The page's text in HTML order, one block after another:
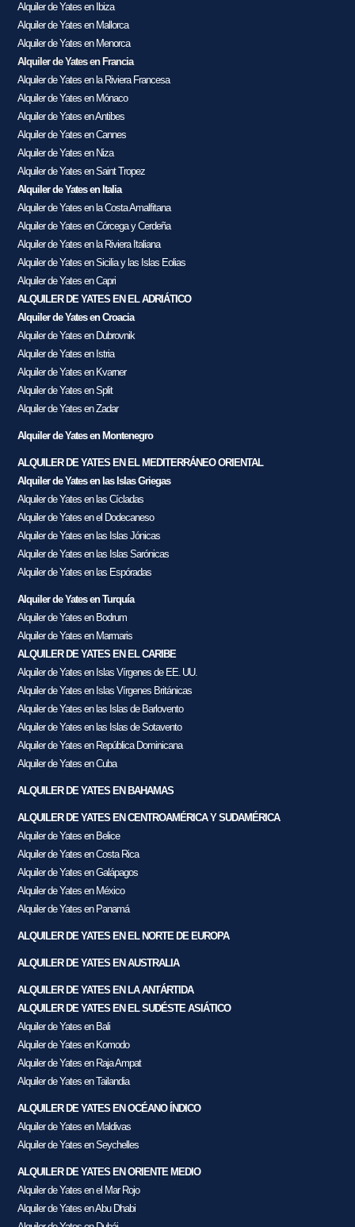
Alquiler de Yates en Ibiza
Alquiler de Yates en Mallorca
Alquiler de Yates en Menorca
Alquiler de Yates en Francia
Alquiler de Yates en la Riviera Francesa
Alquiler de Yates en Mónaco
Alquiler de Yates en Antibes
Alquiler de Yates en Cannes
Alquiler de Yates en Niza
Alquiler de Yates en Saint Tropez
Alquiler de Yates en Italia
Alquiler de Yates en la Costa Amalfitana
Alquiler de Yates en Córcega y Cerdeña
Alquiler de Yates en la Riviera Italiana
Alquiler de Yates en Sicilia y las Islas Eolias
Alquiler de Yates en Capri
ALQUILER DE YATES EN EL ADRIÁTICO
Alquiler de Yates en Croacia
Alquiler de Yates en Dubrovnik
Alquiler de Yates en Istria
Alquiler de Yates en Kvarner
Alquiler de Yates en Split
Alquiler de Yates en Zadar
Alquiler de Yates en Montenegro
ALQUILER DE YATES EN EL MEDITERRÁNEO ORIENTAL
Alquiler de Yates en las Islas Griegas
Alquiler de Yates en las Cícladas
Alquiler de Yates en el Dodecaneso
Alquiler de Yates en las Islas Jónicas
Alquiler de Yates en las Islas Sarónicas
Alquiler de Yates en las Espóradas
Alquiler de Yates en Turquía
Alquiler de Yates en Bodrum
Alquiler de Yates en Marmaris
ALQUILER DE YATES EN EL CARIBE
Alquiler de Yates en Islas Vírgenes de EE. UU.
Alquiler de Yates en Islas Vírgenes Británicas
Alquiler de Yates en las Islas de Barlovento
Alquiler de Yates en las Islas de Sotavento
Alquiler de Yates en República Dominicana
Alquiler de Yates en Cuba
ALQUILER DE YATES EN BAHAMAS
ALQUILER DE YATES EN CENTROAMÉRICA Y SUDAMÉRICA
Alquiler de Yates en Belice
Alquiler de Yates en Costa Rica
Alquiler de Yates en Galápagos
Alquiler de Yates en México
Alquiler de Yates en Panamá
ALQUILER DE YATES EN EL NORTE DE EUROPA
ALQUILER DE YATES EN AUSTRALIA
ALQUILER DE YATES EN LA ANTÁRTIDA
ALQUILER DE YATES EN EL SUDÉSTE ASIÁTICO
Alquiler de Yates en Bali
Alquiler de Yates en Komodo
Alquiler de Yates en Raja Ampat
Alquiler de Yates en Tailandia
ALQUILER DE YATES EN OCÉANO ÍNDICO
Alquiler de Yates en Maldivas
Alquiler de Yates en Seychelles
ALQUILER DE YATES EN ORIENTE MEDIO
Alquiler de Yates en el Mar Rojo
Alquiler de Yates en Abu Dhabi